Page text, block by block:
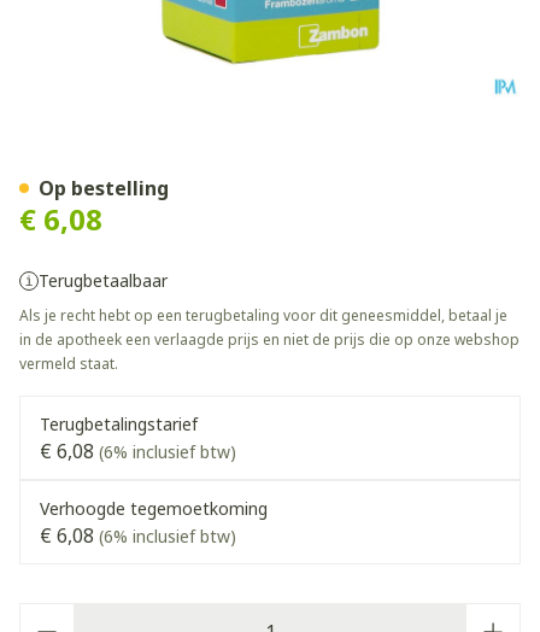
€ 6,08
Terugbetaalbaar
Als je recht hebt op een terugbetaling voor dit geneesmiddel, betaal je
in de apotheek een verlaagde prijs en niet de prijs die op onze webshop
vermeld staat.
Terugbetalingstarief
€ 6,08 (6% inclusief btw)
Verhoogde tegemoetkoming
€ 6,08 (6% inclusief btw)
Op bestelling